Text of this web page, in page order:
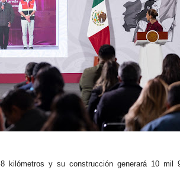
kilómetros y su construcción generará 10 mil